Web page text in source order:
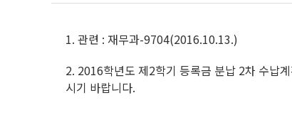
1. 관련 : 재무과-9704(2016.10.13.)
2. 2016학년도 제2학기 등록금 분납 2차 수납
시기 바랍니다.